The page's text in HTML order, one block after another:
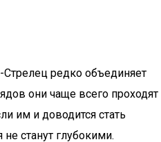
редко объединяет
они чаще всего проходят
им и доводится стать
станут глубокими.